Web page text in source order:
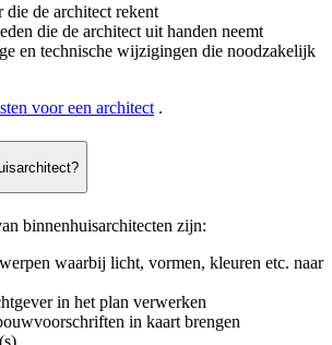
die de architect rekent
die de architect uit handen neemt
en technische wijzigingen die noodzakelijk
voor een architect .
binnenhuisarchitecten zijn:
waarbij licht, vormen, kleuren etc. naar
in het plan verwerken
in kaart brengen